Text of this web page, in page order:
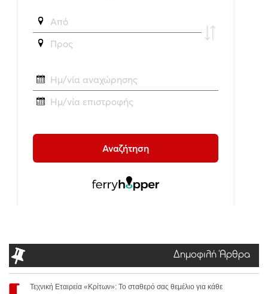
Δημοφιλή Άρθρα
Τεχνική Εταιρεία «Κρίτων»: Το σταθερό σας θεμέλιο για κάθε